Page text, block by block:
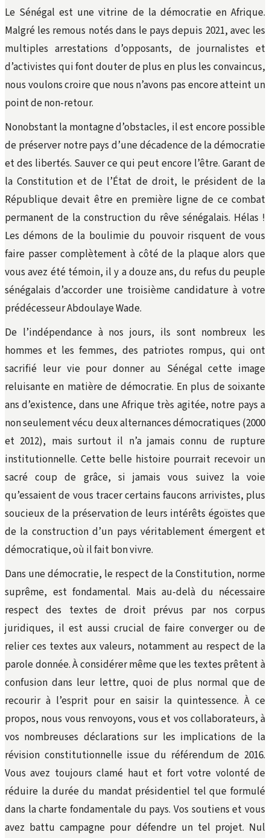
Le Sénégal est une vitrine de la démocratie en Afrique.
Malgré les remous notés dans le pays depuis 2021, avec les
multiples arrestations d’opposants, de journalistes et
d’activistes qui font douter de plus en plus les convaincus,
nous voulons croire que nous n’avons pas encore atteint un
point de non-retour.
Nonobstant la montagne d’obstacles, il est encore possible
de préserver notre pays d’une décadence de la démocratie
et des libertés. Sauver ce qui peut encore l’être. Garant de
la Constitution et de l’État de droit, le président de la
République devait être en première ligne de ce combat
permanent de la construction du rêve sénégalais. Hélas !
Les démons de la boulimie du pouvoir risquent de vous
faire passer complètement à côté de la plaque alors que
vous avez été témoin, il y a douze ans, du refus du peuple
sénégalais d’accorder une troisième candidature à votre
prédécesseur Abdoulaye Wade.
De l’indépendance à nos jours, ils sont nombreux les
hommes et les femmes, des patriotes rompus, qui ont
sacrifié leur vie pour donner au Sénégal cette image
reluisante en matière de démocratie. En plus de soixante
ans d’existence, dans une Afrique très agitée, notre pays a
non seulement vécu deux alternances démocratiques (2000
et 2012), mais surtout il n’a jamais connu de rupture
institutionnelle. Cette belle histoire pourrait recevoir un
sacré coup de grâce, si jamais vous suivez la voie
qu’essaient de vous tracer certains faucons arrivistes, plus
soucieux de la préservation de leurs intérêts égoïstes que
de la construction d’un pays véritablement émergent et
démocratique, où il fait bon vivre.
Dans une démocratie, le respect de la Constitution, norme
suprême, est fondamental. Mais au-delà du nécessaire
respect des textes de droit prévus par nos corpus
juridiques, il est aussi crucial de faire converger ou de
relier ces textes aux valeurs, notamment au respect de la
parole donnée. À considérer même que les textes prêtent à
confusion dans leur lettre, quoi de plus normal que de
recourir à l’esprit pour en saisir la quintessence. À ce
propos, nous vous renvoyons, vous et vos collaborateurs, à
vos nombreuses déclarations sur les implications de la
révision constitutionnelle issue du référendum de 2016.
Vous avez toujours clamé haut et fort votre volonté de
réduire la durée du mandat présidentiel tel que formulé
dans la charte fondamentale du pays. Vos soutiens et vous
avez battu campagne pour défendre un tel projet. Nul